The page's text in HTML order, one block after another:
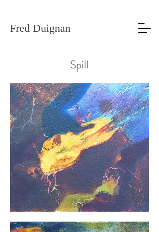
Fred Duignan
Spill